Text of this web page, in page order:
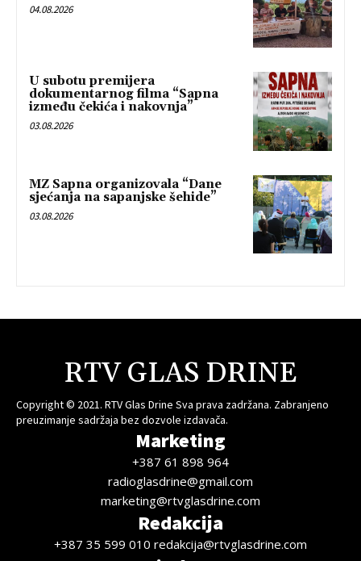
04.08.2026
U subotu premijera
dokumentarnog filma “Sapna
između čekića i nakovnja”
03.08.2026
MZ Sapna organizovala “Dane
sjećanja na sapanjske šehide”
03.08.2026
RTV GLAS DRINE
Copyright © 2021. RTV Glas Drine Sva prava zadržana. Zabranjeno
preuzimanje sadržaja bez dozvole izdavača.
Marketing
+387 61 898 964
radioglasdrine@gmail.com
marketing@rtvglasdrine.com
Redakcija
+387 35 599 010 redakcija@rtvglasdrine.com